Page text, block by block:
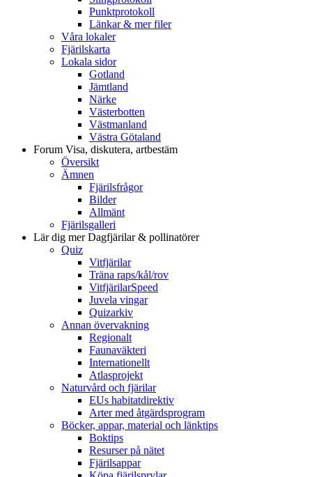
Punktprotokoll
Länkar & mer filer
Våra lokaler
Fjärilskarta
Lokala sidor
Gotland
Jämtland
Närke
Västerbotten
Västmanland
Västra Götaland
Forum Visa, diskutera, artbestäm
Översikt
Ämnen
Fjärilsfrågor
Bilder
Allmänt
Fjärilsgalleri
Lär dig merDagfjärilar & pollinatörer
Quiz
Vitfjärilar
Träna raps/kål/rov
VitfjärilarSpeed
Juvela vingar
Quizarkiv
Annan övervakning
Regionalt
Faunaväkteri
Internationellt
Atlasprojekt
Naturvård och fjärilar
EUs habitatdirektiv
Arter med åtgärdsprogram
Böcker, appar, material och länktips
Boktips
Resurser på nätet
Fjärilsappar